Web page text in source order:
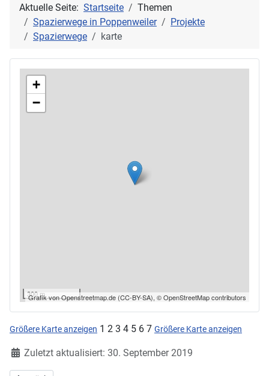
Aktuelle Seite: Startseite
Themen
Spazierwege in Poppenweiler
Projekte
Spazierwege
karte
+
−
300 m
Grafik vonOpenstreetmap.de (CC-BY-SA), © OpenStreetMap contributors
Größere Karte anzeigen 1 2 3 4 5 6 7 Größere Karte anzeigen
DetailsZuletzt aktualisiert: 30. September 2019